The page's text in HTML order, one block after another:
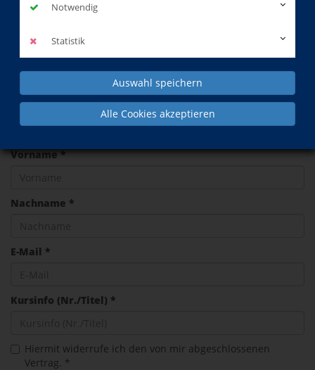
Notwendig
Statistik
Auswahl speichern
Alle Cookies akzeptieren
Service Widerrufsformular
Widerruf
Vorname *
Nachname *
E-Mail *
Kursinfo (Nr./Titel) *
Hiermit widerrufe ich den von mir abgeschlossenen
Vertrag. *